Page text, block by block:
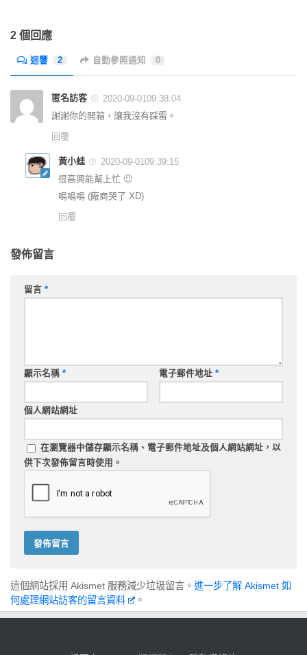
2 個回應
迴響 2 自動參照通知 0
匿名訪客
2020-09-0109:38:04
謝謝你的開箱，讓我沒有踩雷。
回覆
黃小蛙
2020-09-0109:39:15
很高興能幫上忙 🙂
嗚嗚嗚 (廠商哭了 XD)
回覆
發佈留言
留言 *
顯示名稱 * 電子郵件地址 *
個人網站網址
在瀏覽器中儲存顯示名稱、電子郵件地址及個人網站網址，以
供下次發佈留言時使用。
這個網站採用 Akismet 服務減少垃圾留言。 進一步了解 Akismet 如
何處理網站訪客的留言資料
。